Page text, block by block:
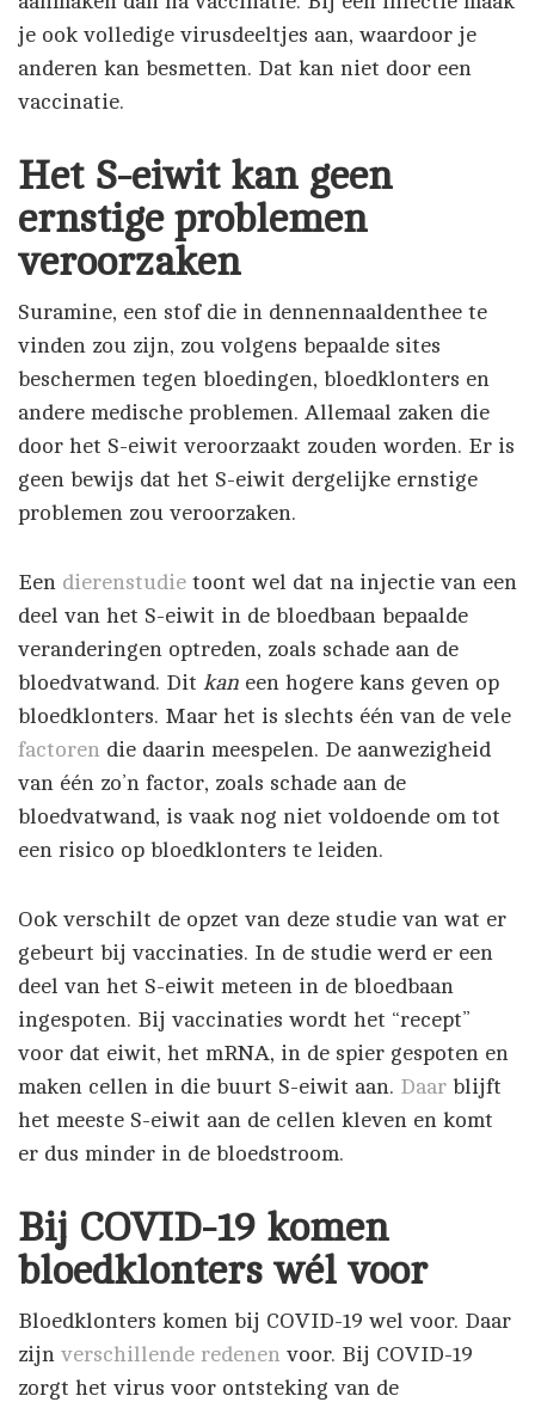
je ook volledige virusdeeltjes aan, waardoor je
anderen kan besmetten. Dat kan niet door een
vaccinatie.
Het S-eiwit kan geen
ernstige problemen
veroorzaken
Suramine, een stof die in dennennaaldenthee te
vinden zou zijn, zou volgens bepaalde sites
beschermen tegen bloedingen, bloedklonters en
andere medische problemen. Allemaal zaken die
door het S-eiwit veroorzaakt zouden worden. Er is
geen bewijs dat het S-eiwit dergelijke ernstige
problemen zou veroorzaken.
Een dierenstudie toont wel dat na injectie van een
deel van het S-eiwit in de bloedbaan bepaalde
veranderingen optreden, zoals schade aan de
bloedvatwand. Dit kan een hogere kans geven op
bloedklonters. Maar het is slechts één van de vele
factoren die daarin meespelen. De aanwezigheid
van één zo’n factor, zoals schade aan de
bloedvatwand, is vaak nog niet voldoende om tot
een risico op bloedklonters te leiden.
Ook verschilt de opzet van deze studie van wat er
gebeurt bij vaccinaties. In de studie werd er een
deel van het S-eiwit meteen in de bloedbaan
ingespoten. Bij vaccinaties wordt het “recept”
voor dat eiwit, het mRNA, in de spier gespoten en
maken cellen in die buurt S-eiwit aan. Daar blijft
het meeste S-eiwit aan de cellen kleven en komt
er dus minder in de bloedstroom.
Bij COVID-19 komen
bloedklonters wél voor
Bloedklonters komen bij COVID-19 wel voor. Daar
zijn verschillende redenen voor. Bij COVID-19
zorgt het virus voor ontsteking van de